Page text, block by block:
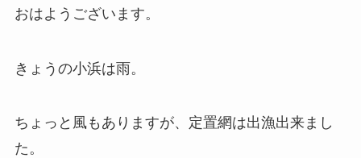
おはようございます。
きょうの小浜は雨。
ちょっと風もありますが、定置網は出漁出来まし
た。